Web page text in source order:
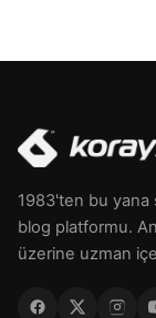
1983'ten bu yana
blog platformu.
üzerine uzman